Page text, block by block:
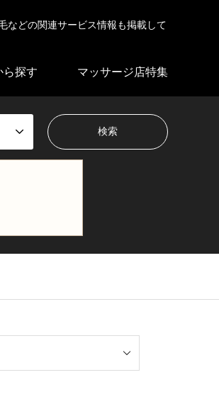
などの関連サービス情報も掲載して
ら探す マッサージ店特集